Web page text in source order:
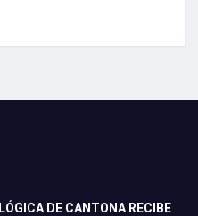
DE CANTONA RECIBE